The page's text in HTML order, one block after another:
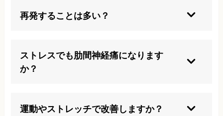
主な要因です。
再発することは多い？
な対処が重要です。
ストレスでも肋間神経痛になります
か？
よくあります。
運動やストレッチで改善しますか？